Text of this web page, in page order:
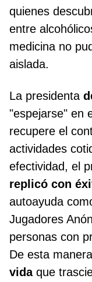
quienes
entre
medicina no
aislada.
La presidenta
"espejarse" en
recupere el
actividades
efectividad, el
replicó con
autoayuda
Jugadores
personas con
De esta
vidaque